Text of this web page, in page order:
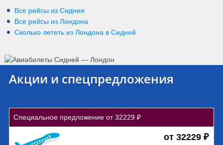
Все рейсы из Сиднея
Все рейсы из Лондона
Сколько лететь из Лондона в Сидней
Акции и спецпредложения
Специальное предложение от 32229 ₽
от 32229 ₽